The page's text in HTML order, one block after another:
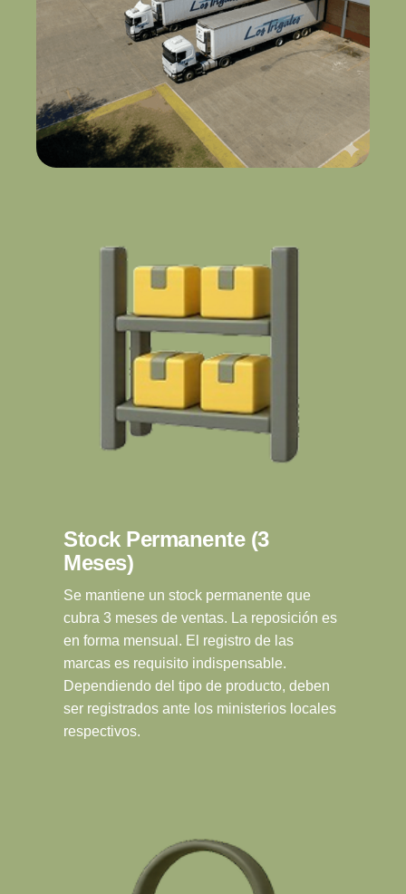
Stock Permanente (3
Meses)
Se mantiene un stock permanente que
cubra 3 meses de ventas. La reposición es
en forma mensual. El registro de las
marcas es requisito indispensable.
Dependiendo del tipo de producto, deben
ser registrados ante los ministerios locales
respectivos.